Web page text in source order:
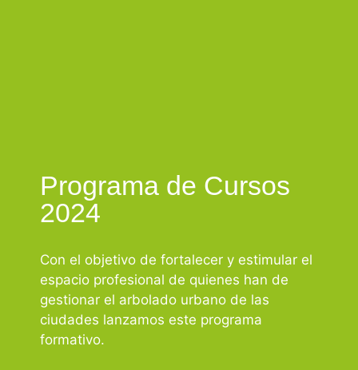
Programa de Cursos
2024
Con el objetivo de fortalecer y estimular el
espacio profesional de quienes han de
gestionar el arbolado urbano de las
ciudades lanzamos este programa
formativo.
Arboricultura
COORDINADOR: Alberto Díaz-Galiano Moya. Biólogo.
Doctorando en Botánica y Biomecánica. Consultor de
Arboricultura. Coordinador de diferentes proyectos
de investigación en el entorno de arbolado urbano.
Los cursos se cerrarán una vez completado el aforo,
manteniendo riguroso orden de entrada y con
preferencia de los alumnos que hayan formalizado la
inscripción. Plazas limitadas.